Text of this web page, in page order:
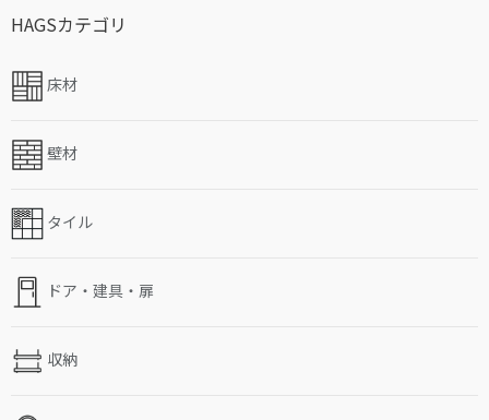
HAGSカテゴリ
床材
壁材
タイル
ドア・建具・扉
収納